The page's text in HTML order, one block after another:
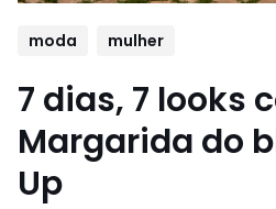
moda mulher
7 dias, 7 looks
Margarida do
Up